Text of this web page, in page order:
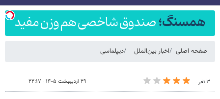
صفحه اصلی اخبار بین‌الملل دیپلماسی
۳ نفر ۲۹ اردیبهشت ۱۴۰۵ - ۲۲:۱۷